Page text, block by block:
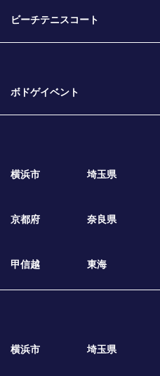
ビーチテニスコート
ボドゲイベント
横浜市 埼玉県
京都府 奈良県
甲信越 東海
横浜市 埼玉県